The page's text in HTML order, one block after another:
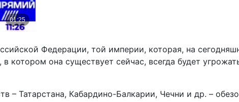
Федерации, той империи, которая, на
котором она существует сейчас, всегда будет
– Татарстана, Кабардино-Балкарии, Чечни и др. –